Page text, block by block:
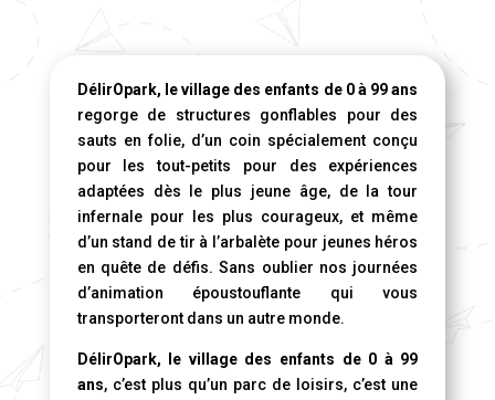
DélirOpark, le village des enfants de 0 à 99 ans
regorge de structures gonflables pour des
sauts en folie, d’un coin spécialement conçu
pour les tout-petits pour des expériences
adaptées dès le plus jeune âge, de la tour
infernale pour les plus courageux, et même
d’un stand de tir à l’arbalète pour jeunes héros
en quête de défis. Sans oublier nos journées
d’animation époustouflante qui vous
transporteront dans un autre monde.
DélirOpark, le village des enfants de 0 à 99
ans, c’est plus qu’un parc de loisirs, c’est une